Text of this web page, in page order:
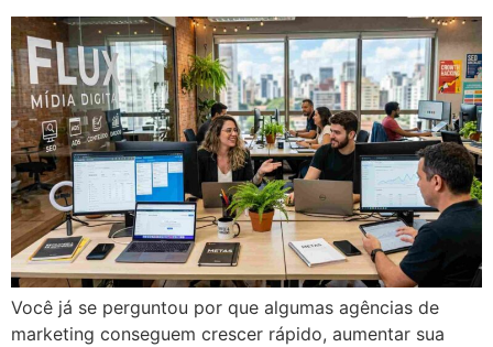
Você já se perguntou por que algumas agências de
marketing conseguem crescer rápido, aumentar sua